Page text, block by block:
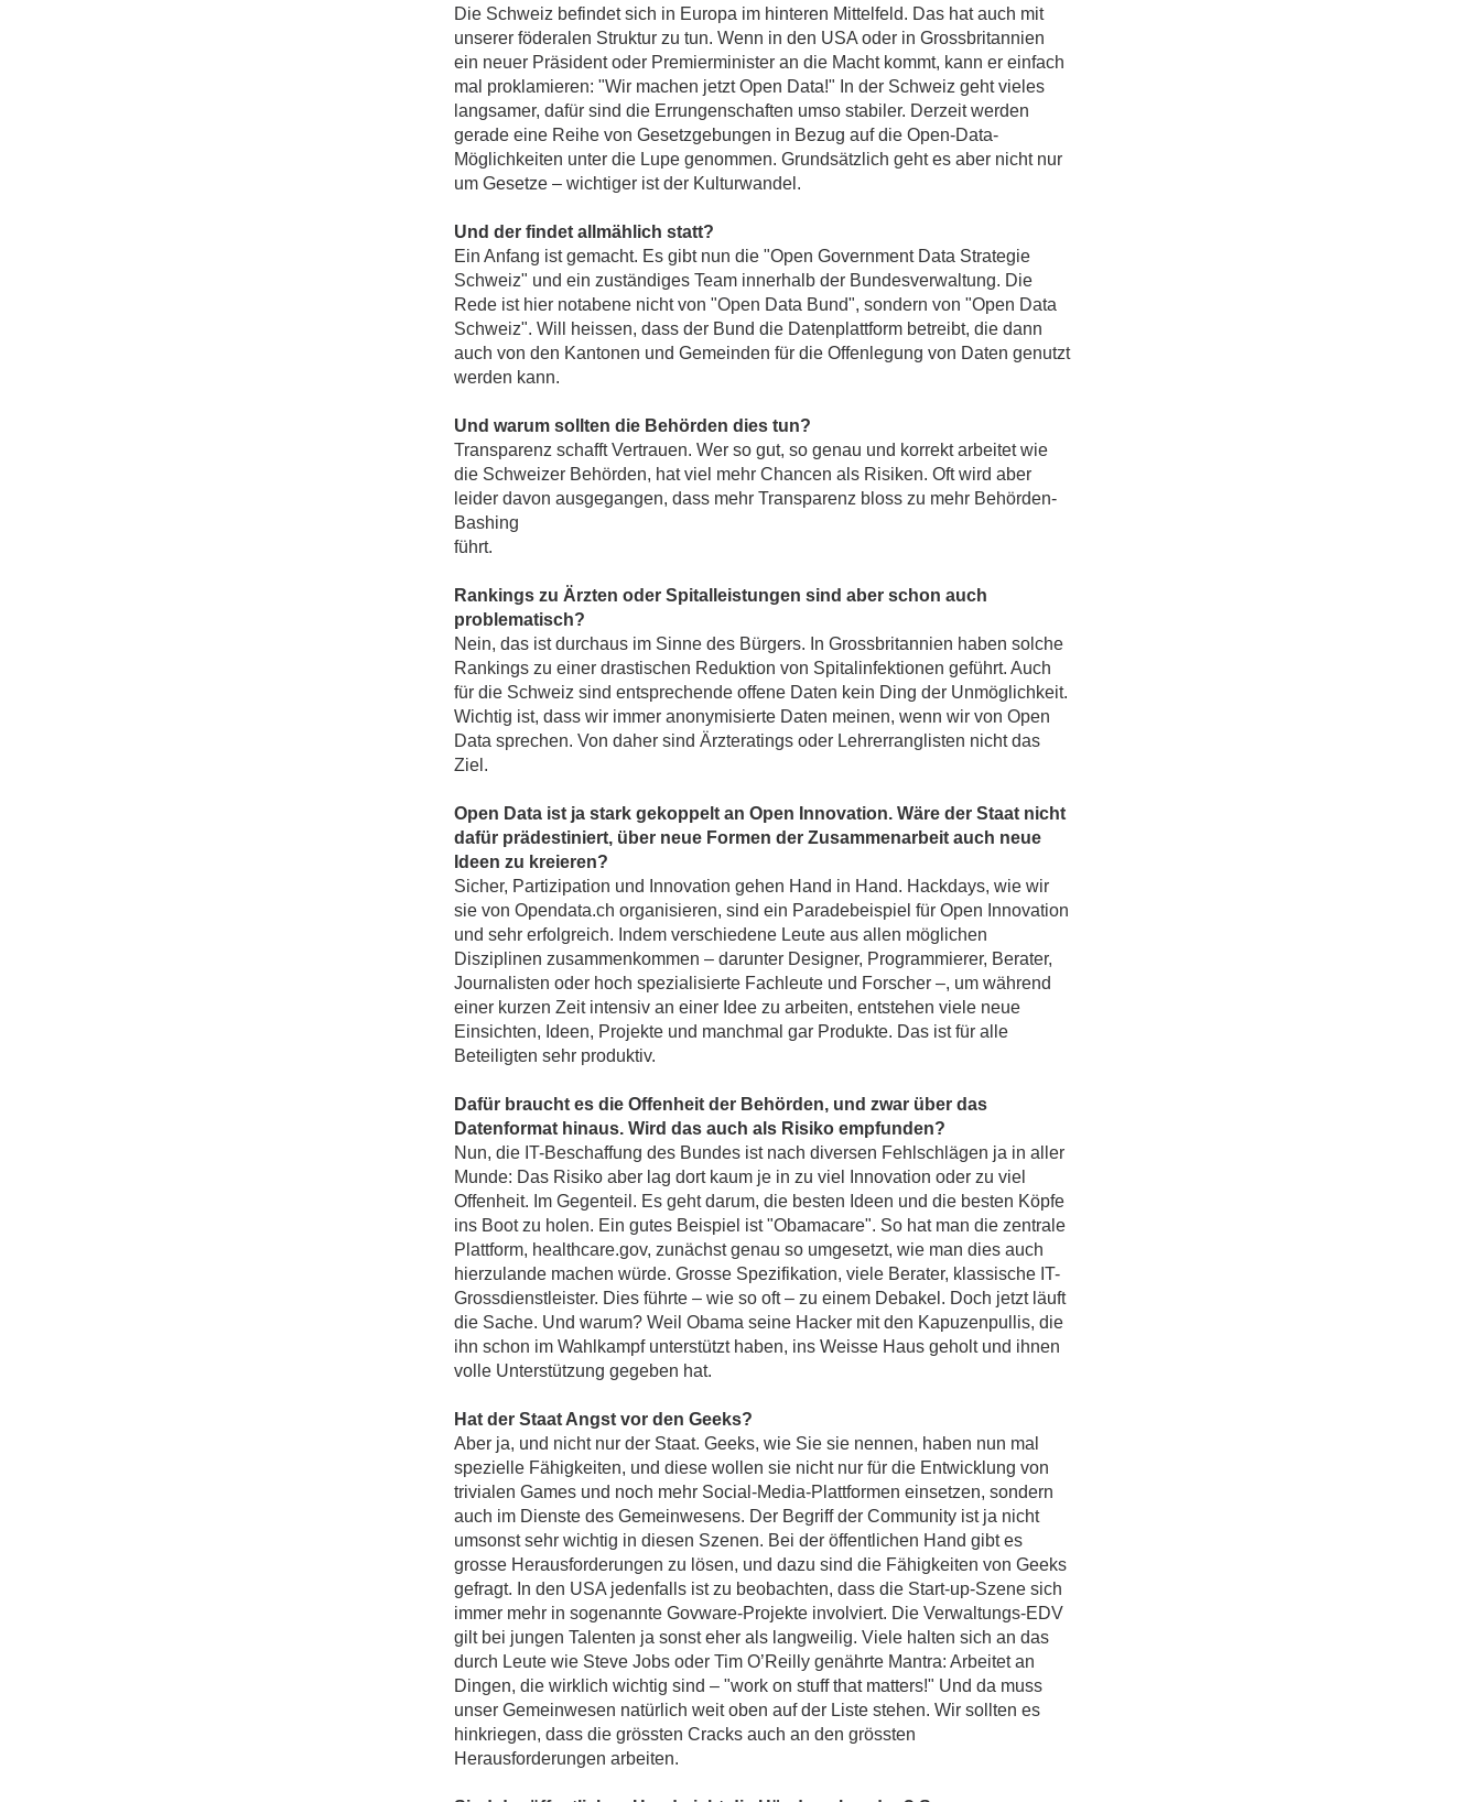
Die Schweiz befindet sich in Europa im hinteren Mittelfeld. Das hat auch mit
unserer föderalen Struktur zu tun. Wenn in den USA oder in Grossbritannien
ein neuer Präsident oder Premierminister an die Macht kommt, kann er einfach
mal proklamieren: "Wir machen jetzt Open Data!" In der Schweiz geht vieles
langsamer, dafür sind die Errungenschaften umso stabiler. Derzeit werden
gerade eine Reihe von Gesetzgebungen in Bezug auf die Open-Data-
Möglichkeiten unter die Lupe genommen. Grundsätzlich geht es aber nicht nur
um Gesetze – wichtiger ist der Kulturwandel.
Und der findet allmählich statt?
Ein Anfang ist gemacht. Es gibt nun die "Open Government Data Strategie
Schweiz" und ein zuständiges Team innerhalb der Bundesverwaltung. Die
Rede ist hier notabene nicht von "Open Data Bund", sondern von "Open Data
Schweiz". Will heissen, dass der Bund die Datenplattform betreibt, die dann
auch von den Kantonen und Gemeinden für die Offenlegung von Daten genutzt
werden kann.
Und warum sollten die Behörden dies tun?
Transparenz schafft Vertrauen. Wer so gut, so genau und korrekt arbeitet wie
die Schweizer Behörden, hat viel mehr Chancen als Risiken. Oft wird aber
leider davon ausgegangen, dass mehr Transparenz bloss zu mehr Behörden-
Bashing
führt.
Rankings zu Ärzten oder Spitalleistungen sind aber schon auch
problematisch?
Nein, das ist durchaus im Sinne des Bürgers. In Grossbritannien haben solche
Rankings zu einer drastischen Reduktion von Spitalinfektionen geführt. Auch
für die Schweiz sind entsprechende offene Daten kein Ding der Unmöglichkeit.
Wichtig ist, dass wir immer anonymisierte Daten meinen, wenn wir von Open
Data sprechen. Von daher sind Ärzteratings oder Lehrerranglisten nicht das
Ziel.
Open Data ist ja stark gekoppelt an Open Innovation. Wäre der Staat nicht
dafür prädestiniert, über neue Formen der Zusammenarbeit auch neue
Ideen zu kreieren?
Sicher, Partizipation und Innovation gehen Hand in Hand. Hackdays, wie wir
sie von Opendata.ch organisieren, sind ein Paradebeispiel für Open Innovation
und sehr erfolgreich. Indem verschiedene Leute aus allen möglichen
Disziplinen zusammenkommen – darunter Designer, Programmierer, Berater,
Journalisten oder hoch spezialisierte Fachleute und Forscher –, um während
einer kurzen Zeit intensiv an einer Idee zu arbeiten, entstehen viele neue
Einsichten, Ideen, Projekte und manchmal gar Produkte. Das ist für alle
Beteiligten sehr produktiv.
Dafür braucht es die Offenheit der Behörden, und zwar über das
Datenformat hinaus. Wird das auch als Risiko empfunden?
Nun, die IT-Beschaffung des Bundes ist nach diversen Fehlschlägen ja in aller
Munde: Das Risiko aber lag dort kaum je in zu viel Innovation oder zu viel
Offenheit. Im Gegenteil. Es geht darum, die besten Ideen und die besten Köpfe
ins Boot zu holen. Ein gutes Beispiel ist "Obamacare". So hat man die zentrale
Plattform, healthcare.gov, zunächst genau so umgesetzt, wie man dies auch
hierzulande machen würde. Grosse Spezifikation, viele Berater, klassische IT-
Grossdienstleister. Dies führte – wie so oft – zu einem Debakel. Doch jetzt läuft
die Sache. Und warum? Weil Obama seine Hacker mit den Kapuzenpullis, die
ihn schon im Wahlkampf unterstützt haben, ins Weisse Haus geholt und ihnen
volle Unterstützung gegeben hat.
Hat der Staat Angst vor den Geeks?
Aber ja, und nicht nur der Staat. Geeks, wie Sie sie nennen, haben nun mal
spezielle Fähigkeiten, und diese wollen sie nicht nur für die Entwicklung von
trivialen Games und noch mehr Social-Media-Plattformen einsetzen, sondern
auch im Dienste des Gemeinwesens. Der Begriff der Community ist ja nicht
umsonst sehr wichtig in diesen Szenen. Bei der öffentlichen Hand gibt es
grosse Herausforderungen zu lösen, und dazu sind die Fähigkeiten von Geeks
gefragt. In den USA jedenfalls ist zu beobachten, dass die Start-up-Szene sich
immer mehr in sogenannte Govware-Projekte involviert. Die Verwaltungs-EDV
gilt bei jungen Talenten ja sonst eher als langweilig. Viele halten sich an das
durch Leute wie Steve Jobs oder Tim O’Reilly genährte Mantra: Arbeitet an
Dingen, die wirklich wichtig sind – "work on stuff that matters!" Und da muss
unser Gemeinwesen natürlich weit oben auf der Liste stehen. Wir sollten es
hinkriegen, dass die grössten Cracks auch an den grössten
Herausforderungen arbeiten.